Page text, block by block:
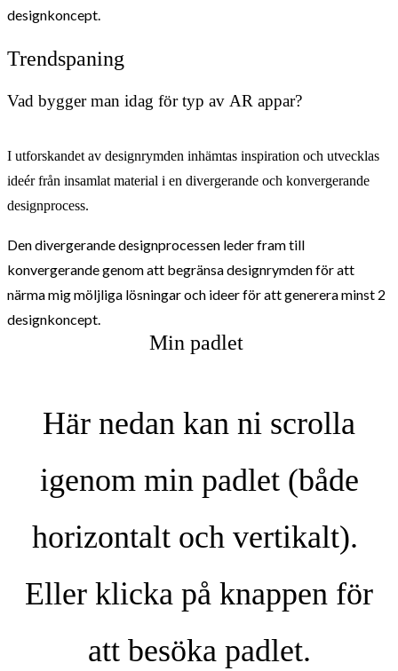
designkoncept.
Trendspaning
Vad bygger man idag för typ av AR appar?
I utforskandet av designrymden inhämtas inspiration och utvecklas
ideér från insamlat material i en divergerande och konvergerande
designprocess.
Den divergerande designprocessen leder fram till
konvergerande genom att begränsa designrymden för att
närma mig möljliga lösningar och ideer för att generera minst 2
designkoncept.
Min padlet
Här nedan kan ni scrolla
igenom min padlet (både
horizontalt och vertikalt).
Eller klicka på knappen för
att besöka padlet.